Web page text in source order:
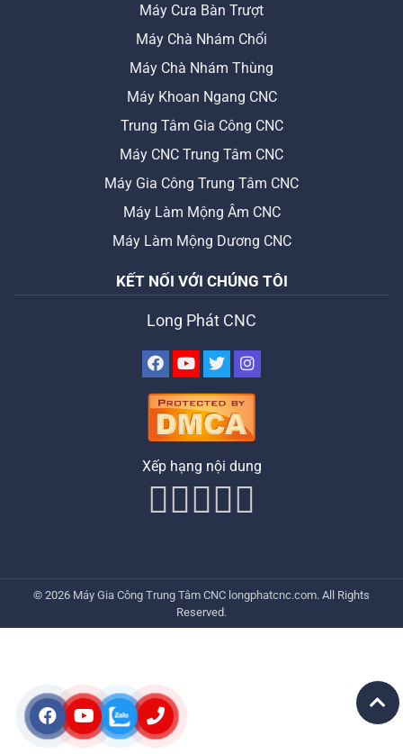
Máy Cưa Bàn Trượt
Máy Chà Nhám Chổi
Máy Chà Nhám Thùng
Máy Khoan Ngang CNC
Trung Tâm Gia Công CNC
Máy CNC Trung Tâm CNC
Máy Gia Công Trung Tâm CNC
Máy Làm Mộng Âm CNC
Máy Làm Mộng Dương CNC
KẾT NỐI VỚI CHÚNG TÔI
Long Phát CNC
Xếp hạng nội dung
© 2026 Máy Gia Công Trung Tâm CNC longphatcnc.com. All Rights
Reserved.